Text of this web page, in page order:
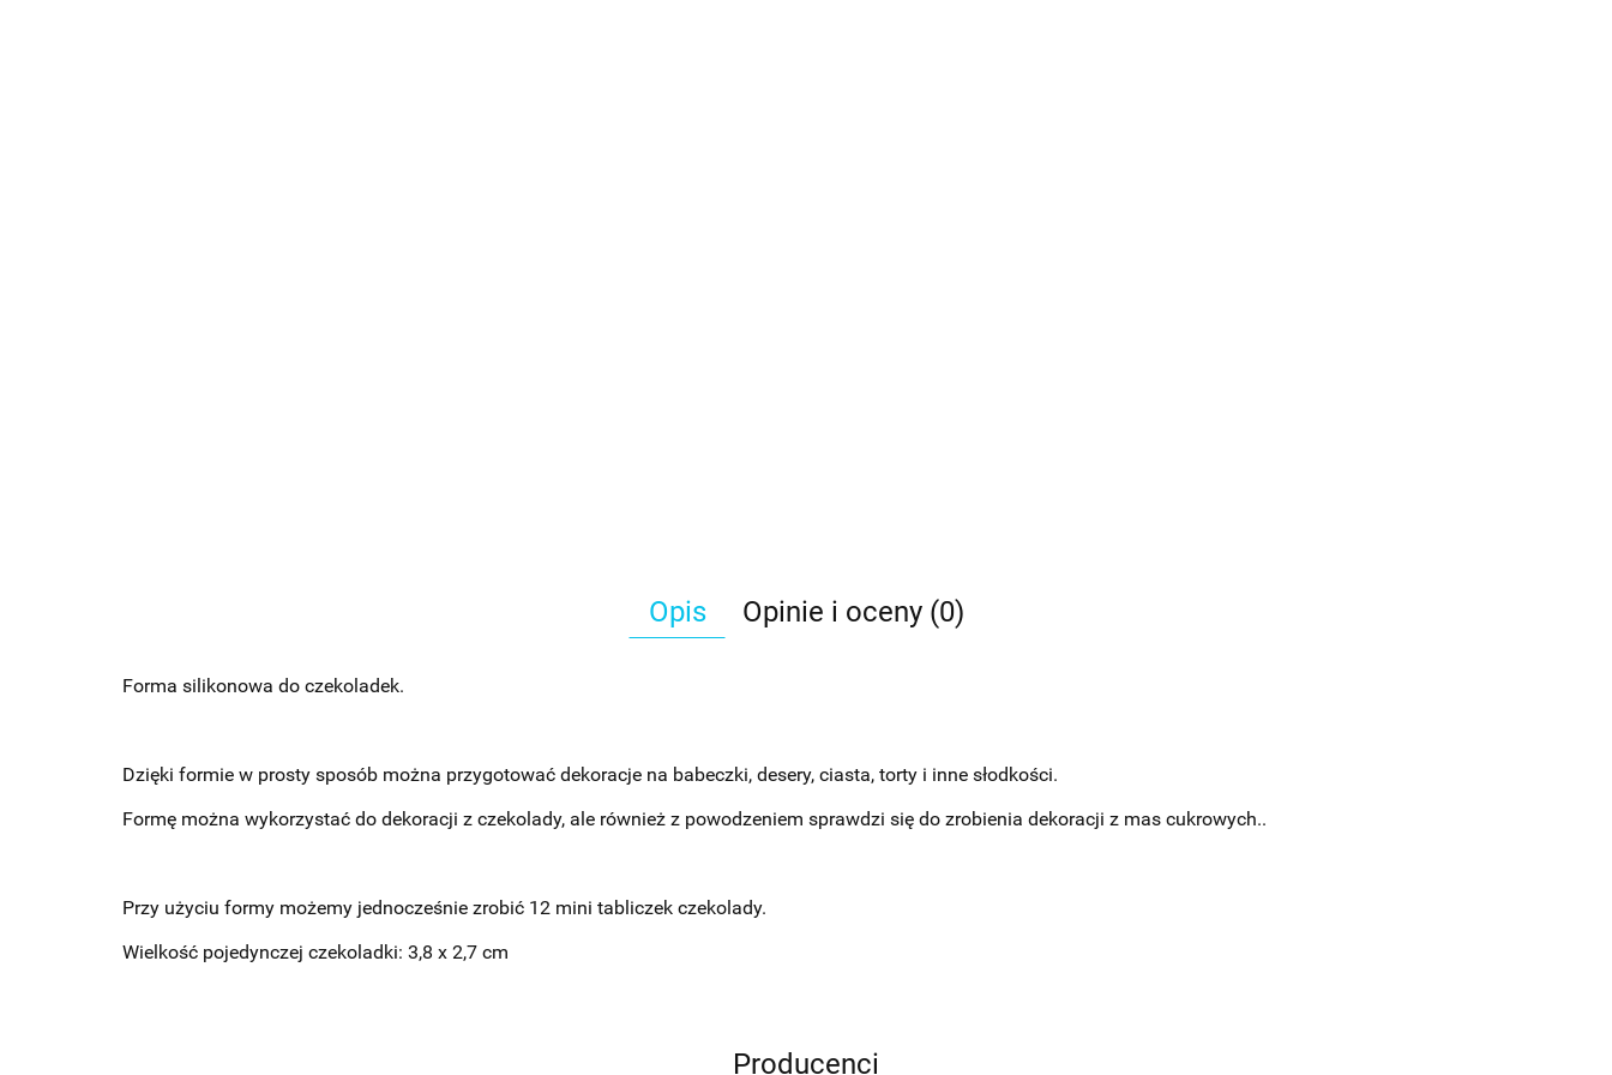
Opis Opinie i oceny (0)
Forma silikonowa do czekoladek.
Dzięki formie w prosty sposób można przygotować dekoracje na babeczki, desery, ciasta, torty i inne słodkości.
Formę można wykorzystać do dekoracji z czekolady, ale również z powodzeniem sprawdzi się do zrobienia dekoracji z mas cukrowych..
Przy użyciu formy możemy jednocześnie zrobić 12 mini tabliczek czekolady.
Wielkość pojedynczej czekoladki: 3,8 x 2,7 cm
Producenci